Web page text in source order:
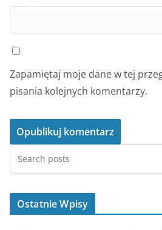
Zapamiętaj moje dane w tej
pisania kolejnych komentarzy.
Ostatnie Wpisy